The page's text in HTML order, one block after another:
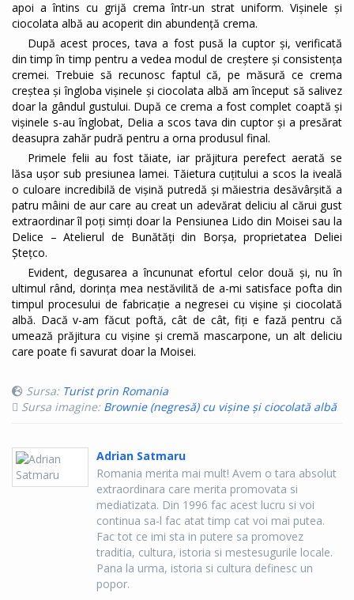
apoi a întins cu grijă crema într-un strat uniform. Vișinele și
ciocolata albă au acoperit din abundență crema.
După acest proces, tava a fost pusă la cuptor și, verificată
din timp în timp pentru a vedea modul de creștere și consistența
cremei. Trebuie să recunosc faptul că, pe măsură ce crema
creștea și îngloba vișinele și ciocolata albă am început să salivez
doar la gândul gustului. După ce crema a fost complet coaptă și
vișinele s-au înglobat, Delia a scos tava din cuptor și a presărat
deasupra zahăr pudră pentru a orna produsul final.
Primele felii au fost tăiate, iar prăjitura perefect aerată se
lăsa ușor sub presiunea lamei. Tăietura cuțitului a scos la iveală
o culoare incredibilă de vișină putredă și măiestria desăvârșită a
patru mâini de aur care au creat un adevărat deliciu al cărui gust
extraordinar îl poți simți doar la Pensiunea Lido din Moisei sau la
Delice – Atelierul de Bunătăți din Borșa, proprietatea Deliei
Ștețco.
Evident, degusarea a încununat efortul celor două și, nu în
ultimul rând, dorința mea nestăvilită de a-mi satisface pofta din
timpul procesului de fabricație a negresei cu vișine și ciocolată
albă. Dacă v-am făcut poftă, cât de cât, fiți e fază pentru că
umează prăjitura cu vișine și cremă mascarpone, un alt deliciu
care poate fi savurat doar la Moisei.
Sursa: Turist prin Romania
Sursa imagine: Brownie (negresă) cu vișine și ciocolată albă
Adrian Satmaru
Romania merita mai mult! Avem o tara absolut
extraordinara care merita promovata si
mediatizata. Din 1996 fac acest lucru si voi
continua sa-l fac atat timp cat voi mai putea.
Fac tot ce imi sta in putere sa promovez
traditia, cultura, istoria si mestesugurile locale.
Pana la urma, istoria si cultura definesc un
popor.